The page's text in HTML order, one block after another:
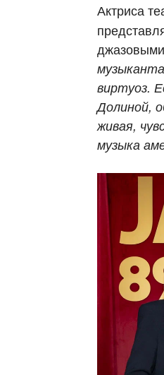
Актриса
виртуоз.
Долиной,
живая,
музыка